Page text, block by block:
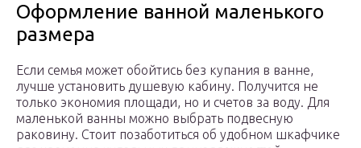
Оформление ванной маленького
размера
Если семья может обойтись без купания в ванне,
лучше установить душевую кабину. Получится не
только экономия площади, но и счетов за воду. Для
маленькой ванны можно выбрать подвесную
раковину. Стоит позаботиться об удобном шкафчике